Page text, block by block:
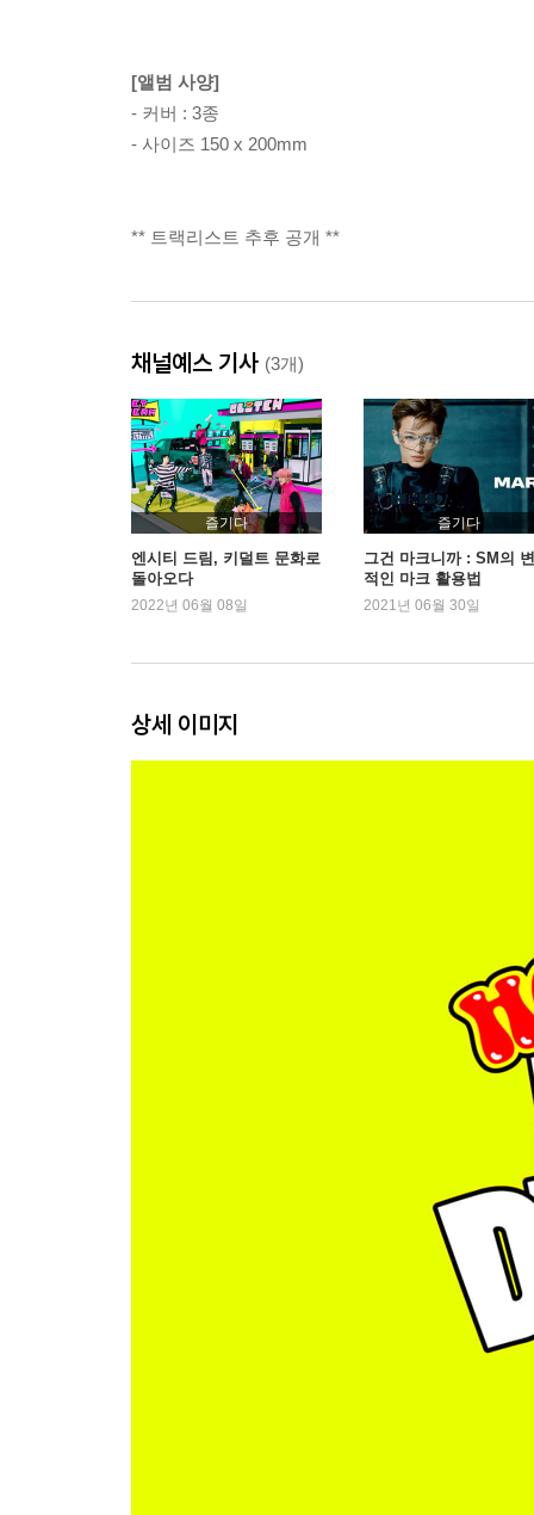
[앨범 사양]
- 커버 : 3종
- 사이즈 150 x 200mm
** 트랙리스트 추후 공개 **
채널예스 기사 (3개)
즐기다
엔시티 드림, 키덜트 문화로
돌아오다
2022년 06월 08일
즐기다
그건 마크니까 : SM의
적인 마크 활용법
2021년 06월 30일
상세 이미지